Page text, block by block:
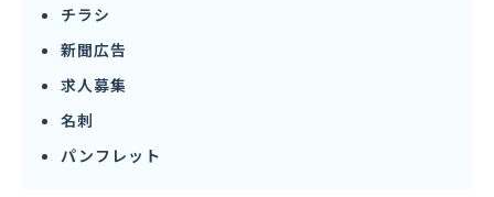
チラシ
新聞広告
求人募集
名刺
パンフレット